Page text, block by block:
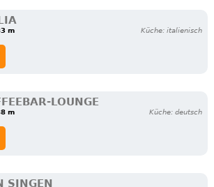
m Küche: italienisch
LOUNGE
m Küche: deutsch
SINGEN